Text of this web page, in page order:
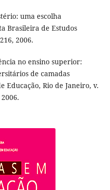
uma escolha
Brasileira de Estudos
2006.
no ensino superior:
de camadas
Educação, Rio de Janeiro, v.